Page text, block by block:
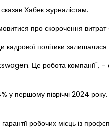
Хабек журналістам.
про скорочення витрат
політики
Це робота компанії", –
у першому півріччі 2024
робочих місць із